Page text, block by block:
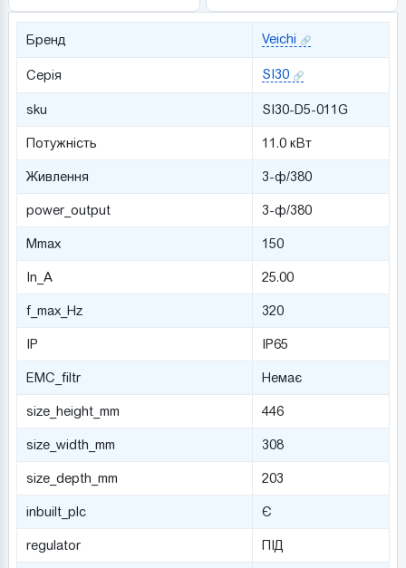
Бренд Veichi
Серія SI30
sku SI30-D5-011G
Потужніcть 11.0 кВт
Живлення 3-ф/380
power_output 3-ф/380
Mmax 150
In_A 25.00
f_max_Hz 320
IP IP65
EMC_filtr Немає
size_height_mm 446
size_width_mm 308
size_depth_mm 203
inbuilt_plc Є
regulator ПІД